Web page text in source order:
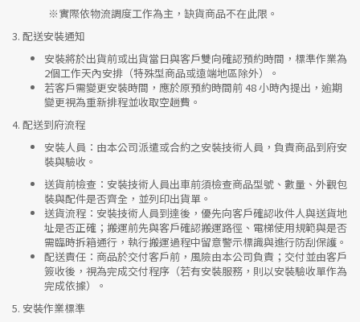
※實際依物流調度工作為主，缺貨商品不在此限。
3. 配送安裝通知
安裝將於出貨前或出貨當日與客戶雙向確認預約時間，標準作業為
2個工作天內安排（特殊型商品或遠端地區除外）。
若客戶需變更安裝時間，應於原預約時間前 48 小時內提出，逾期
變更視為重新排程並收取空趟費。
4. 配送到府流程
安裝人員 ：由本公司派遣或合約之安裝技術人員，負責商品到府安
裝與驗收。
送貨前檢查 ：安裝技術人員出車前須檢查商品型號、數量、外觀包
裝與配件是否齊全，並列印出貨單。
送貨流程 ：安裝技術人員到達後，優先向客戶確認收件人與送貨地
址是否正確；搬運前先與客戶確認搬運路徑、電梯使用規範與是否
需臨時拆箱通行，執行搬運過程中留意警示標識與進行防刮保護。
配送責任 ：商品於交付客戶前，風險由本公司負責；交付並由客戶
簽收後，視為完成交付程序（若有安裝服務，則以安裝驗收單作為
完成依據）。
5. 安裝作業標準